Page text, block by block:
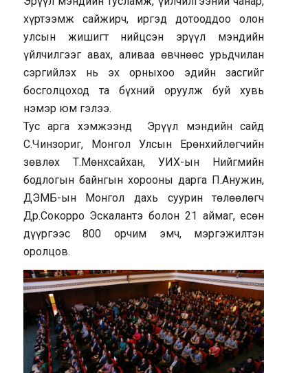
хүртээмж сайжирч, иргэд дотооддоо олон
улсын жишигт нийцсэн эрүүл мэндийн
үйлчилгээг авах, аливаа өвчнөөс урьдчилан
сэргийлэх нь эх орныхоо эдийн засгийг
босголцоход та бүхний оруулж буй хувь
нэмэр юм гэлээ.
Тус арга хэмжээнд Эрүүл мэндийн сайд
С.Чинзориг, Монгол Улсын Ерөнхийлөгчийн
зөвлөх Т.Мөнхсайхан, УИХ-ын Нийгмийн
бодлогын байнгын хорооны дарга П.Анужин,
ДЭМБ-ын Монгол дахь суурин төлөөлөгч
Др.Сокорро Эскалантэ болон 21 аймаг, есөн
дүүргээс 800 орчим эмч, мэргэжилтэн
оролцов.